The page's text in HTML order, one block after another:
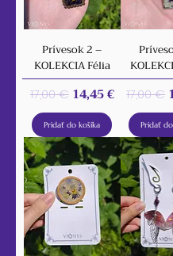
Prívesok 2 –
KOLEKCIA Félia
Normálna cena
17,00 € Zľavnená cena
14,45 €
Pridať do košíka
17,00 €
Pridať